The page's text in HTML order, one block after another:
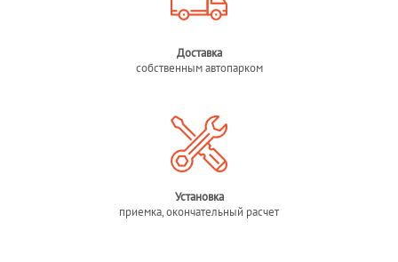
Доставка
собственным автопарком
Установка
приемка, окончательный расчет